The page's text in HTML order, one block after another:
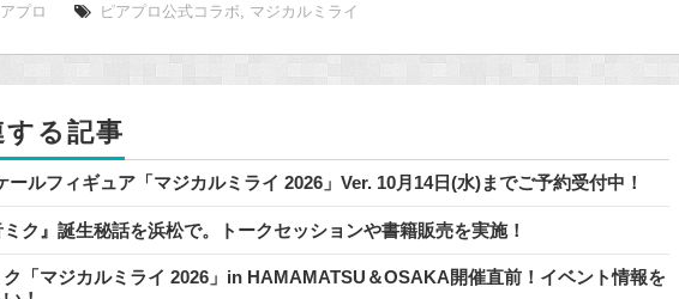
e
k
プロ ピアプロ公式コラボ, マジカルミライ
する記事
ールフィギュア「マジカルミライ 2026」Ver. 10月14日(水)までご予約受付中！
ミク』誕生秘話を浜松で。トークセッションや書籍販売を実施！
「マジカルミライ 2026」in HAMAMATSU＆OSAKA開催直前！イベント情報を